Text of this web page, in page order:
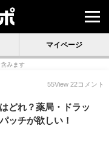
マイページ
みます
55View 22コメント
どれ？薬局・ドラッ
ッチが欲しい！